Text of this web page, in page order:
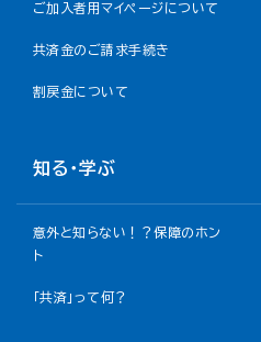
ご加入者用マイページについて
共済金のご請求手続き
割戻金について​
知る・学ぶ
意外と知らない！？保障のホン
ト
「共済」って何？